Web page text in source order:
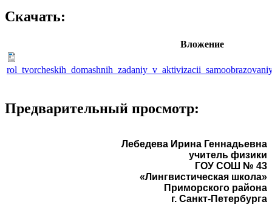
Скачать:
Вложение
Предварительный просмотр:
Лебедева Ирина Геннадьевна
учитель физики
ГОУ СОШ № 43
«Лингвистическая школа»
Приморского района
г. Санкт-Петербурга